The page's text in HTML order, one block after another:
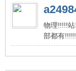
物理!!!!!
部都有